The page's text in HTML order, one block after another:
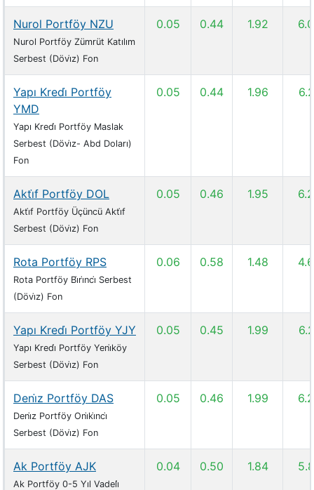
Nurol Portföy NZU
Nurol Portföy Zümrüt Katılım
Serbest (Dövi̇z) Fon
0.05 0.44 1.92
Yapı Kredi̇ Portföy
YMD
Yapı Kredi̇ Portföy Maslak
Serbest (Dövi̇z- Abd Doları)
Fon
0.05 0.44 1.96
Akti̇f Portföy DOL
Akti̇f Portföy Üçüncü Akti̇f
Serbest (Dövi̇z) Fon
0.05 0.46 1.95
Rota Portföy RPS
Rota Portföy Bi̇ri̇nci̇ Serbest
(Dövi̇z) Fon
0.06 0.58 1.48
Yapı Kredi̇ Portföy YJY
Yapı Kredi̇ Portföy Yeni̇köy
Serbest (Dövi̇z) Fon
0.05 0.45 1.99
Deni̇z Portföy DAS
Deni̇z Portföy Oni̇ki̇nci̇
Serbest (Dövi̇z) Fon
0.05 0.46 1.99
Ak Portföy AJK
Ak Portföy 0-5 Yıl Vadeli̇
0.04 0.50 1.84